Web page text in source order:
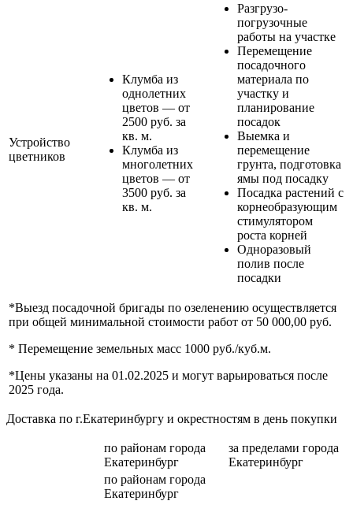
Устройство
цветников
Клумба из
однолетних
цветов — от
2500 руб. за
кв. м.
Клумба из
многолетних
цветов — от
3500 руб. за
кв. м.
Разгрузо-
погрузочные
работы на участке
Перемещение
посадочного
материала по
участку и
планирование
посадок
Выемка и
перемещение
грунта, подготовка
ямы под посадку
Посадка растений с
корнеобразующим
стимулятором
роста корней
Одноразовый
полив после
посадки
*Выезд посадочной бригады по озеленению осуществляется
при общей минимальной стоимости работ от 50 000,00 руб.
* Перемещение земельных масс 1000 руб./куб.м.
*Цены указаны на 01.02.2025 и могут варьироваться после
2025 года.
Доставка по г.Екатеринбургу и окрестностям в день покупки
по районам города
Екатеринбург
за пределами города
Екатеринбург
по районам города
Екатеринбург